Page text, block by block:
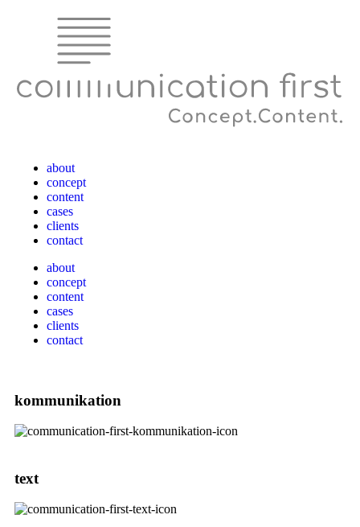
about
concept
content
cases
clients
contact
about
concept
content
cases
clients
contact
kommunikation
text